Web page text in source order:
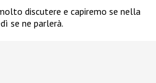
discutere e capiremo se nella
se ne parlerà.